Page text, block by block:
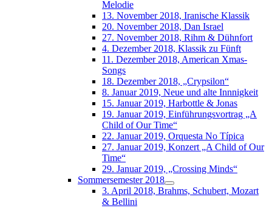
Melodie
13. November 2018, Iranische Klassik
20. November 2018, Dan Israel
27. November 2018, Rihm & Dühnfort
4. Dezember 2018, Klassik zu Fünft
11. Dezember 2018, American Xmas-
Songs
18. Dezember 2018, „Crypsilon“
8. Januar 2019, Neue und alte Innnigkeit
15. Januar 2019, Harbottle & Jonas
19. Januar 2019, Einführungsvortrag „A
Child of Our Time“
22. Januar 2019, Orquesta No Típica
27. Januar 2019, Konzert „A Child of Our
Time“
29. Januar 2019, „Crossing Minds“
Sommersemester 2018
3. April 2018, Brahms, Schubert, Mozart
& Bellini